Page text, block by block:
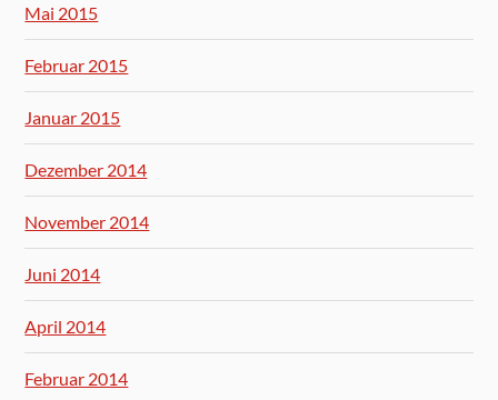
Mai 2015
Februar 2015
Januar 2015
Dezember 2014
November 2014
Juni 2014
April 2014
Februar 2014